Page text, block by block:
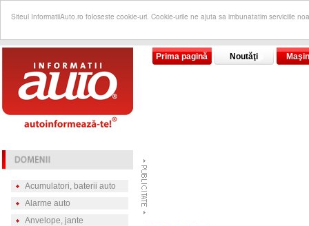
Siteul InformatiiAuto.ro foloseste cookie-uri. Cookie-urile ne ajuta sa imbunatatim serviciile
Prima pagină Noutăţi
Acumulatori, baterii auto
Alarme auto
Anvelope, jante